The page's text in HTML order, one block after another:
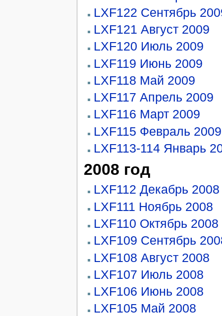
LXF122 Сентябрь
LXF121 Август 2009
LXF120 Июль 2009
LXF119 Июнь 2009
LXF118 Май 2009
LXF117 Апрель 2009
LXF116 Март 2009
LXF115 Февраль 2009
LXF113-114 Январь
2008 год
LXF112 Декабрь 2008
LXF111 Ноябрь 2008
LXF110 Октябрь 2008
LXF109 Сентябрь
LXF108 Август 2008
LXF107 Июль 2008
LXF106 Июнь 2008
LXF105 Май 2008